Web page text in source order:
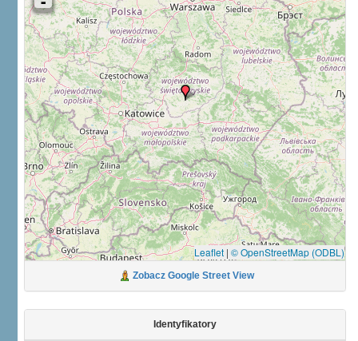
Leaflet | © OpenStreetMap (ODBL)
Zobacz Google Street View
Identyfikatory